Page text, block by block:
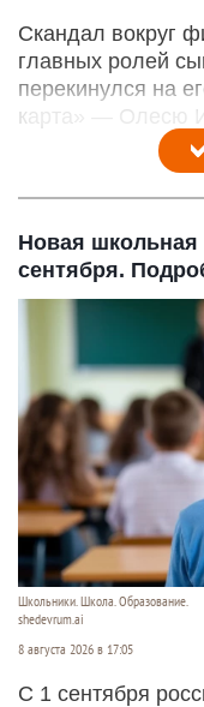
Скандал вокруг
главных ролей
перекинулся на
карта» — Олесю
Новая школьная
сентября.
Школьники. Школа. Образование.
shedevrum.ai
8 августа 2026 в 17:05
С 1 сентября